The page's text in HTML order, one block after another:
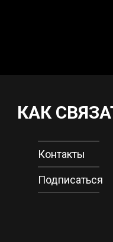
КАК
Контакты
Подписаться